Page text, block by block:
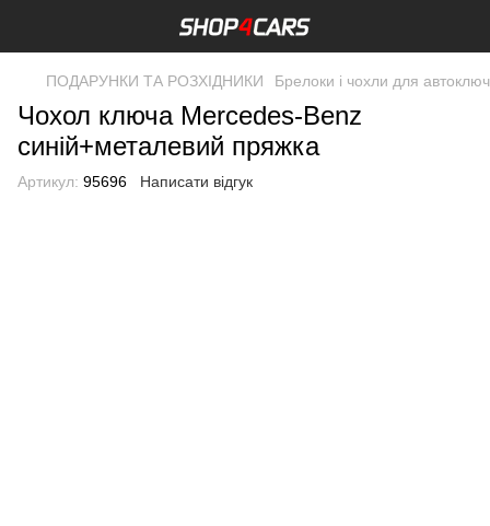
ПОДАРУНКИ ТА РОЗХІДНИКИ Брелоки і чохли для
Чохол ключа Mercedes-Benz
синій+металевий пряжка
Артикул: 95696 Написати відгук